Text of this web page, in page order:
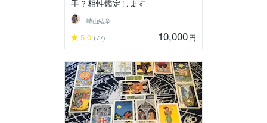
手？相性鑑定します
時山結糸
5.0 (77) 10,000円